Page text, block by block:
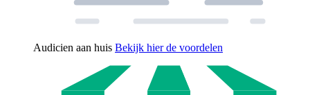
Audicien aan huis Bekijk hier de voordelen